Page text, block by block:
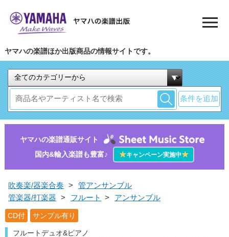
ヤマハの楽譜ほか出版商品の情報サイトです。
条件を追加
ヤマハの楽譜通販サイト
国内&輸入楽譜も豊富♪
★キャンペーン実施中★
吹奏楽/器楽合奏 >
管アンサンブル
管楽器/打楽器 > フルート > アンサンブル
CD付 サンプル有り
フルートデュオ&ピアノ